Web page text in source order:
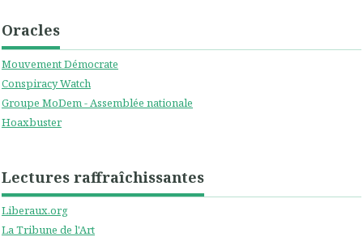
Oracles
Mouvement Démocrate
Conspiracy Watch
Groupe MoDem - Assemblée nationale
Hoaxbuster
Lectures raffraîchissantes
Liberaux.org
La Tribune de l'Art